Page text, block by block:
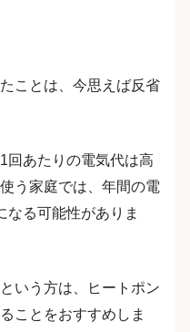
ことは、今思えば反省
回あたりの電気代は高
う家庭では、年間の電
なる可能性がありま
いう方は、ヒートポン
ことをおすすめしま